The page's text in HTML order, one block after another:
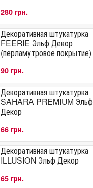
280 грн.
Декоративная штукатурка
FEERIE Эльф Декор
(перламутровое покрытие)
90 грн.
Декоративная штукатурка
SAHARA PREMIUM Эльф
Декор
66 грн.
Декоративная штукатурка
ILLUSION Эльф Декор
65 грн.